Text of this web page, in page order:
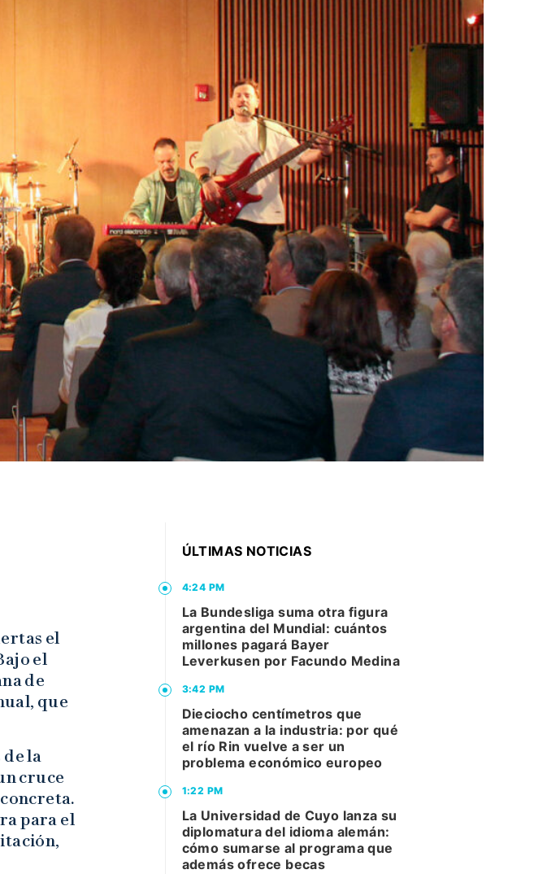
el
el
de
que
la
cruce
para el
ÚLTIMAS NOTICIAS
4:24 PM
La Bundesliga suma otra figura
argentina del Mundial: cuántos
millones pagará Bayer
Leverkusen por Facundo Medina
3:42 PM
Dieciocho centímetros que
amenazan a la industria: por qué
el río Rin vuelve a ser un
problema económico europeo
1:22 PM
La Universidad de Cuyo lanza su
diplomatura del idioma alemán:
cómo sumarse al programa que
además ofrece becas